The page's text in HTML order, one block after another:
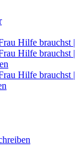
Hilfe brauchst
Hilfe brauchst
Hilfe brauchst